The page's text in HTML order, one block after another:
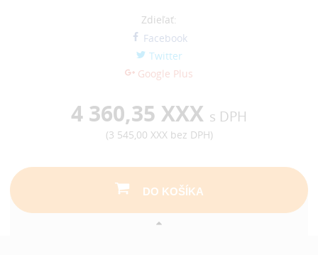
Zdieľať:
Facebook
Twitter
Google Plus
4 360,35 XXX s DPH
(3 545,00 XXXbez DPH)
DO KOŠÍKA